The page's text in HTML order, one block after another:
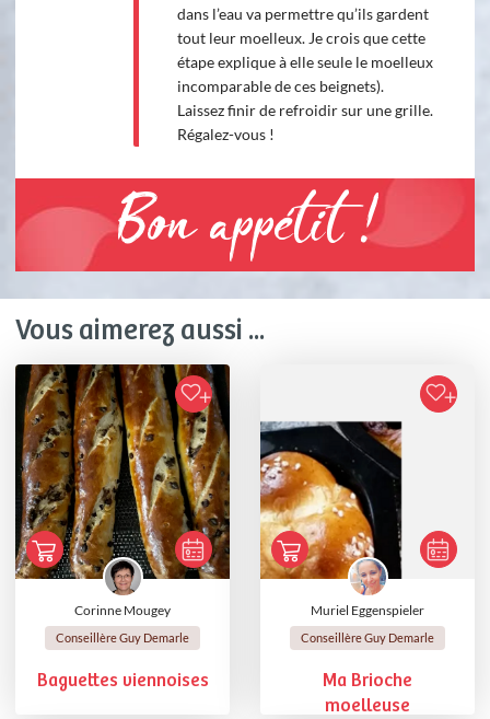
dans l’eau va permettre qu’ils gardent
tout leur moelleux. Je crois que cette
étape explique à elle seule le moelleux
incomparable de ces beignets).
Laissez finir de refroidir sur une grille.
Régalez-vous !
Bon appétit !
Vous aimerez aussi ...
Corinne Mougey
Conseillère Guy Demarle
Baguettes viennoises
Muriel Eggenspieler
Conseillère Guy Demarle
Ma Brioche
moelleuse